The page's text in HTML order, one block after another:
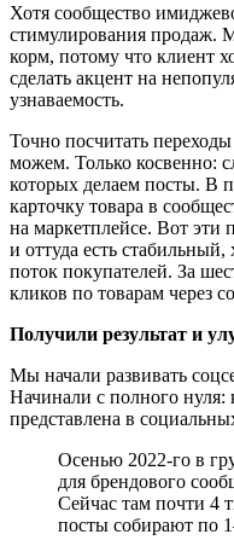
Хотя сообщество
стимулирования продаж.
корм, потому что клиент
сделать акцент на
узнаваемость.
Точно посчитать
можем. Только косвенно:
которых делаем посты. В
карточку товара в
на маркетплейсе. Вот эти
и оттуда есть
поток покупателей. За
кликов по товарам через
Получили результат и
Мы начали развивать
Начинали с полного
представлена в
Осенью 2022-го в
для брендового
Сейчас там почти 4
посты собирают по